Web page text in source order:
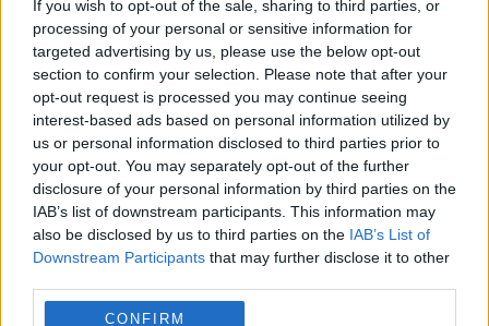
If you wish to opt-out of the sale, sharing to third parties, or
processing of your personal or sensitive information for
targeted advertising by us, please use the below opt-out
section to confirm your selection. Please note that after your
opt-out request is processed you may continue seeing
interest-based ads based on personal information utilized by
us or personal information disclosed to third parties prior to
your opt-out. You may separately opt-out of the further
disclosure of your personal information by third parties on the
IAB’s list of downstream participants. This information may
also be disclosed by us to third parties on the IAB’s List of
Downstream Participants that may further disclose it to other
CONFIRM